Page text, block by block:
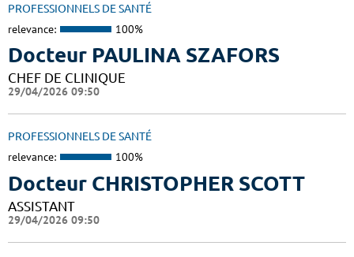
PROFESSIONNELS DE SANTÉ
relevance: 100%
Docteur PAULINA SZAFORS
CHEF DE CLINIQUE
29/04/2026 09:50
PROFESSIONNELS DE SANTÉ
relevance: 100%
Docteur CHRISTOPHER SCOTT
ASSISTANT
29/04/2026 09:50